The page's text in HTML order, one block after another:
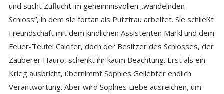
und sucht Zuflucht im geheimnisvollen „wandelnden
Schloss“, in dem sie fortan als Putzfrau arbeitet. Sie schließt
Freundschaft mit dem kindlichen Assistenten Markl und dem
Feuer-Teufel Calcifer, doch der Besitzer des Schlosses, der
Zauberer Hauro, schenkt ihr kaum Beachtung. Erst als ein
Krieg ausbricht, übernimmt Sophies Geliebter endlich
Verantwortung. Aber wird Sophies Liebe ausreichen, um